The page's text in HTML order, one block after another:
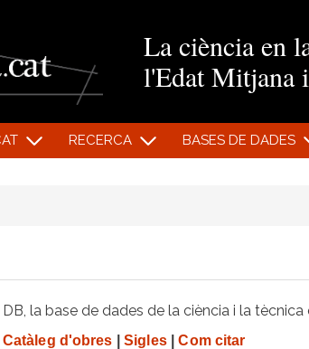
La ciència en
l'Edat Mitjana
RECERCA BASES DE DADES
la base de dades de la ciència i la
Catàleg d'obres Sigles| Com citar